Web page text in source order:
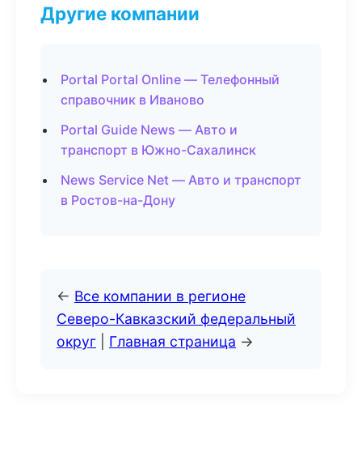
Другие компании
Portal Portal Online — Телефонный
справочник в Иваново
Portal Guide News — Авто и
транспорт в Южно-Сахалинск
News Service Net — Авто и транспорт
в Ростов-на-Дону
← Все компании в регионе
Северо-Кавказский федеральный
округ
Главная страница →